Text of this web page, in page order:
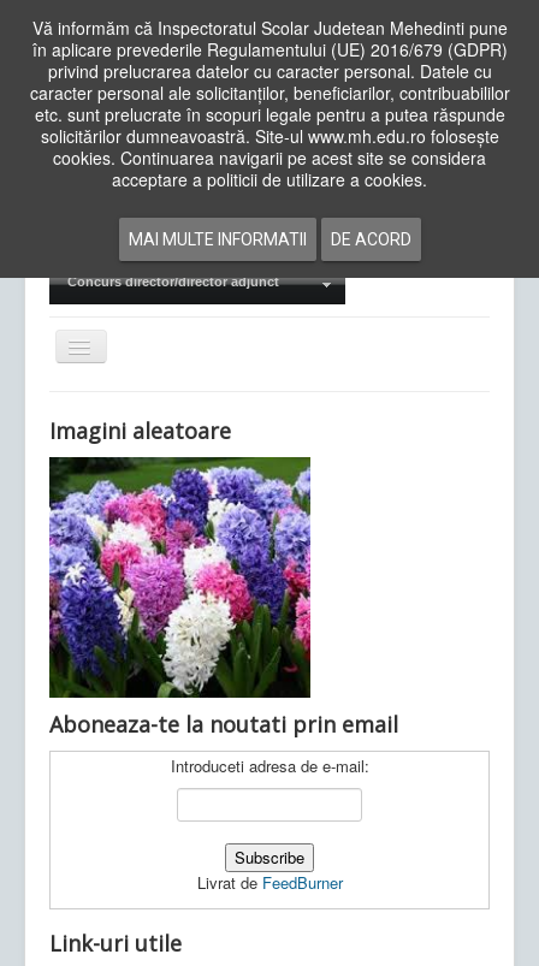
Vă informăm că Inspectoratul Scolar Judetean Mehedinti pune
în aplicare prevederile Regulamentului (UE) 2016/679 (GDPR)
privind prelucrarea datelor cu caracter personal. Datele cu
caracter personal ale solicitanților, beneficiarilor, contribuabililor
etc. sunt prelucrate în scopuri legale pentru a putea răspunde
solicitărilor dumneavoastră. Site-ul www.mh.edu.ro folosește
cookies. Continuarea navigarii pe acest site se considera
acceptare a politicii de utilizare a cookies.
MAI MULTE INFORMATII DE ACORD
Cauta
in
siteAcasa Cadre Didactice
Examene Naționale
Concurs director/director adjunct
Comută
navigarea
Ultimele articole: Vi, 04.11.2022 -
Județean Mehedinți
Imagini aleatoare
Aboneaza-te la noutati prin email
Introduceti adresa de e-mail:
Livrat de FeedBurner
Link-uri utile